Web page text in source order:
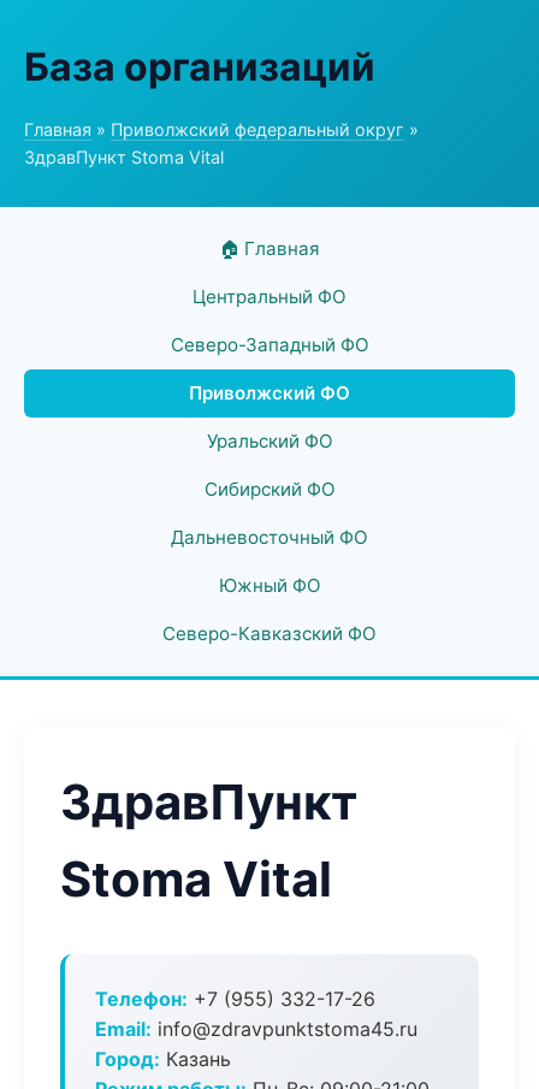
База организаций
Главная » Приволжский федеральный округ »
ЗдравПункт Stoma Vital
🏠 Главная
Центральный ФО
Северо-Западный ФО
Приволжский ФО
Уральский ФО
Сибирский ФО
Дальневосточный ФО
Южный ФО
Северо-Кавказский ФО
ЗдравПункт
Stoma Vital
Телефон: +7 (955) 332-17-26
Email: info@zdravpunktstoma45.ru
Город: Казань